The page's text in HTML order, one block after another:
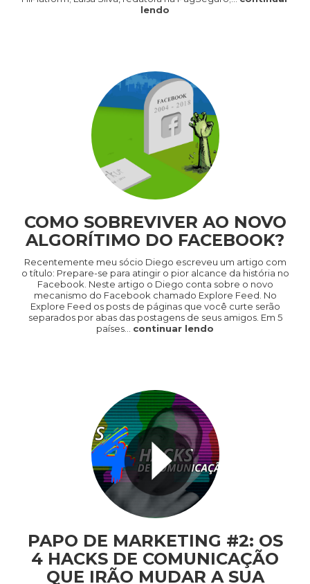
lendo
COMO SOBREVIVER AO NOVO
ALGORÍTIMO DO FACEBOOK?
Recentemente meu sócio Diego escreveu um artigo com
o título: Prepare-se para atingir o pior alcance da história no
Facebook. Neste artigo o Diego conta sobre o novo
mecanismo do Facebook chamado Explore Feed. No
Explore Feed os posts de páginas que você curte serão
separados por abas das postagens de seus amigos. Em 5
países… continuar lendo
PAPO DE MARKETING #2: OS
4 HACKS DE COMUNICAÇÃO
QUE IRÃO MUDAR A SUA